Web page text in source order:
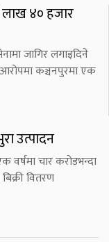
लाख ४० हजार
जागिर लगाइदिने
कञ्चनपुरमा एक
उत्पादन
चार करोडभन्दा
वितरण